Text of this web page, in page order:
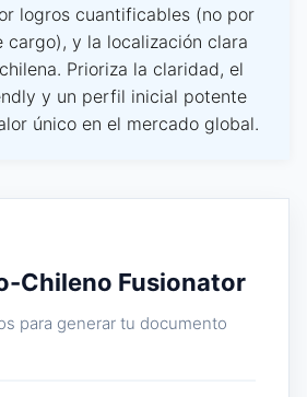
logros cuantificables (no por
cargo), y la localización clara
Prioriza la claridad, el
y un perfil inicial potente
único en el mercado global.
Chileno Fusionator
para generar tu documento